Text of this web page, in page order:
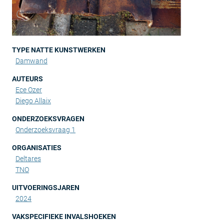
TYPE NATTE KUNSTWERKEN
Damwand
AUTEURS
Ece Ozer
Diego Allaix
ONDERZOEKSVRAGEN
Onderzoeksvraag 1
ORGANISATIES
Deltares
TNO
UITVOERINGSJAREN
2024
VAKSPECIFIEKE INVALSHOEKEN